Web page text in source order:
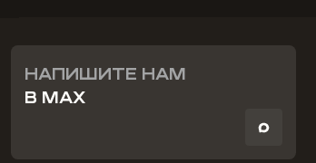
НАПИШИТЕ НАМ
В MAX